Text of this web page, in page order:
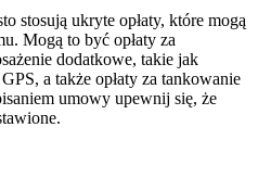
stosują ukryte opłaty, które mogą
Mogą to być opłaty za
dodatkowe, takie jak
a także opłaty za tankowanie
umowy upewnij się, że